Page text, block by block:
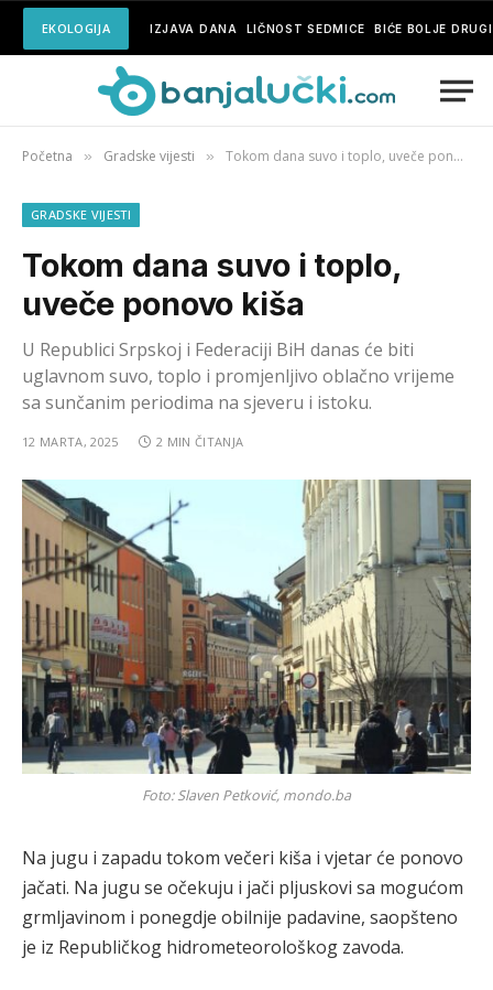
EKOLOGIJA IZJAVA DANA LIČNOST SEDMICE BIĆE BOLJE
Početna » Gradske vijesti » Tokom dana suvo i toplo, uveče ponovo kiša
GRADSKE VIJESTI
Tokom dana suvo i toplo,
uveče ponovo kiša
U Republici Srpskoj i Federaciji BiH danas će biti
uglavnom suvo, toplo i promjenljivo oblačno vrijeme
sa sunčanim periodima na sjeveru i istoku.
12 MARTA, 2025 2 MIN ČITANJA
Foto: Slaven Petković, mondo.ba
Na jugu i zapadu tokom večeri kiša i vjetar će ponovo
jačati. Na jugu se očekuju i jači pljuskovi sa mogućom
grmljavinom i ponegdje obilnije padavine, saopšteno
je iz Republičkog hidrometeorološkog zavoda.